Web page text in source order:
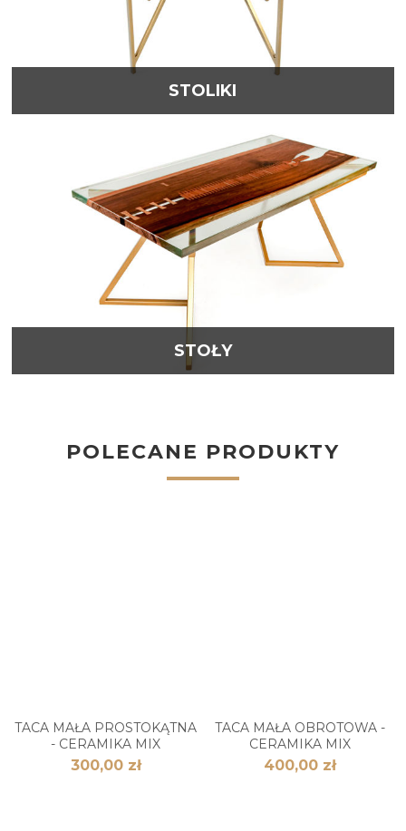
STOLIKI
STOŁY
POLECANE PRODUKTY
TACA MAŁA PROSTOKĄTNA
- CERAMIKA MIX
300,00 zł
TACA MAŁA OBROTOWA -
CERAMIKA MIX
400,00 zł